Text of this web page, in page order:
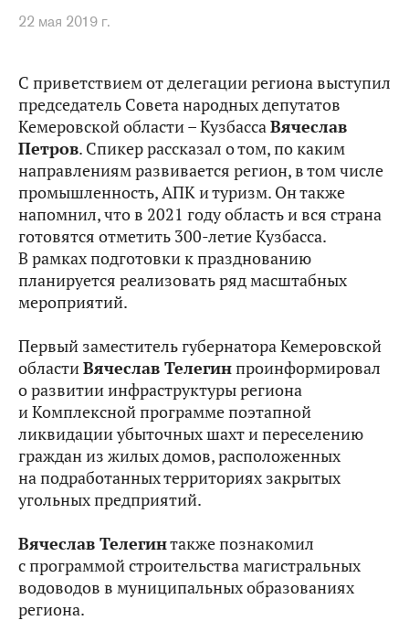
22 мая 2019 г.
С приветствием от делегации региона выступил
председатель Совета народных депутатов
Кемеровской области – КузбассаВячеслав
Петров. Спикер рассказал о том, по каким
направлениям развивается регион, в том числе
промышленность, АПК и туризм. Он также
напомнил, что в 2021 году область и вся страна
готовятся отметить 300-летие Кузбасса.
В рамках подготовки к празднованию
планируется реализовать ряд масштабных
мероприятий.
Первый заместитель губернатора Кемеровской
областиВячеслав Телегинпроинформировал
о развитии инфраструктуры региона
и Комплексной программе поэтапной
ликвидации убыточных шахт и переселению
граждан из жилых домов, расположенных
на подработанных территориях закрытых
угольных предприятий.
Вячеслав Телегинтакже познакомил
с программой строительства магистральных
водоводов в муниципальных образованиях
региона.